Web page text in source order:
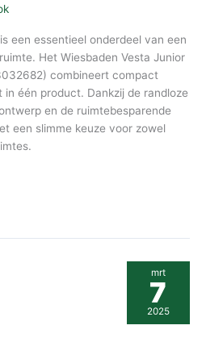
een essentieel onderdeel van een
Het Wiesbaden Vesta Junior
combineert compact
één product. Dankzij de randloze
en de ruimtebesparende
een slimme keuze voor zowel
mrt
7
2025